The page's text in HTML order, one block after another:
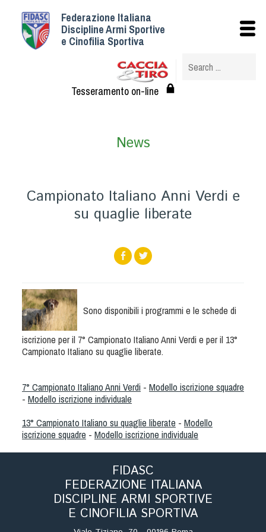
Federazione Italiana
Discipline Armi Sportive
e Cinofilia Sportiva
Tesseramento on-line
News
Campionato Italiano Anni Verdi e
su quaglie liberate
Sono disponibili i programmi e le schede di
iscrizione per il 7° Campionato Italiano Anni Verdi e per il 13°
Campionato Italiano su quaglie liberate.
7° Campionato Italiano Anni Verdi - Modello iscrizione squadre
- Modello iscrizione individuale
13° Campionato Italiano su quaglie liberate - Modello
iscrizione squadre - Modello iscrizione individuale
FIDASC
FEDERAZIONE ITALIANA
DISCIPLINE ARMI SPORTIVE
E CINOFILIA SPORTIVA
Istituzionale
Struttura
Albo Veterinari federali
Statuto e Regolamenti
Assicurazione
Convenzioni
Tesserati
Albo Fornitori
Direttori di Gara
Formazione
Organi di Giustizia - Dispositivi
Albo Atleti Cinofili
Tiro di Campagna
English e Training Sporting